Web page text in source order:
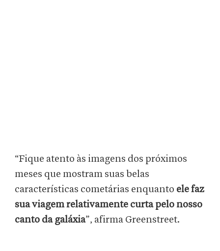
“Fique atento às imagens dos próximos
meses que mostram suas belas
características cometárias enquanto ele faz
sua viagem relativamente curta pelo nosso
canto da galáxia”, afirma Greenstreet.